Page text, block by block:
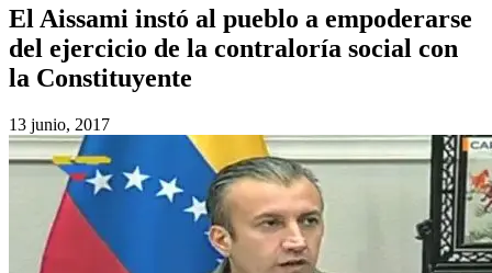
El Aissami instó al pueblo a empoderarse
del ejercicio de la contraloría social con
la Constituyente
13 junio, 2017